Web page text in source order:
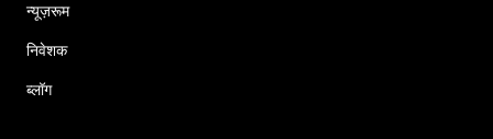
न्यूज़रूम
निवेशक
ब्लॉग